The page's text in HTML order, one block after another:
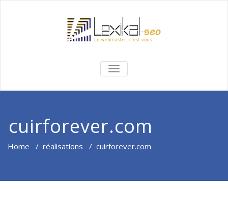
BASCULER
LA
cuirforever.com
Home / réalisations / cuirforever.com